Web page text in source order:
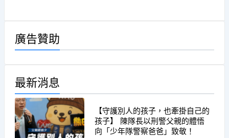
廣告贊助
最新消息
【守護別人的孩子，也牽掛自己的
孩子】 陳隊長以刑警父親的體悟
向「少年隊警察爸爸」致敬！